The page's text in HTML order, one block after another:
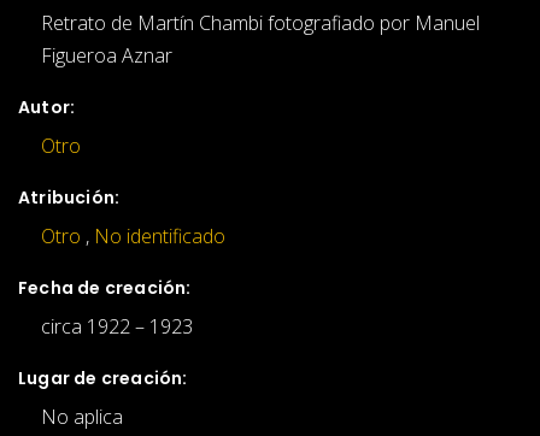
Retrato de Martín Chambi fotografiado por Manuel
Figueroa Aznar
Autor:
Otro
Atribución:
Otro , No identificado
Fecha de creación:
circa 1922 – 1923
Lugar de creación:
No aplica